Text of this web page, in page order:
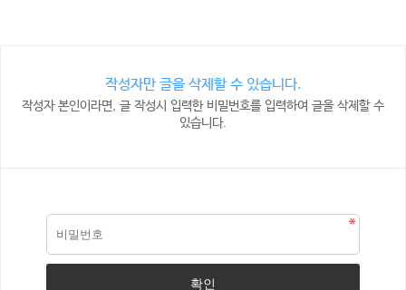
작성자만 글을 삭제할 수 있습니다.
작성자 본인이라면, 글 작성시 입력한 비밀번호를 입력하여 글을 삭제할 수
있습니다.